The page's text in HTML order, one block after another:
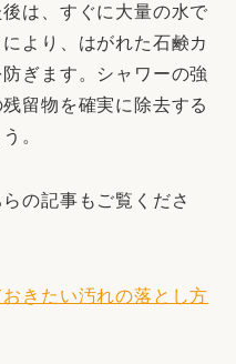
は、すぐに大量の水で
より、はがれた石鹸カ
ぎます。シャワーの強
留物を確実に除去する
。
の記事もご覧くださ
きたい汚れの落とし方